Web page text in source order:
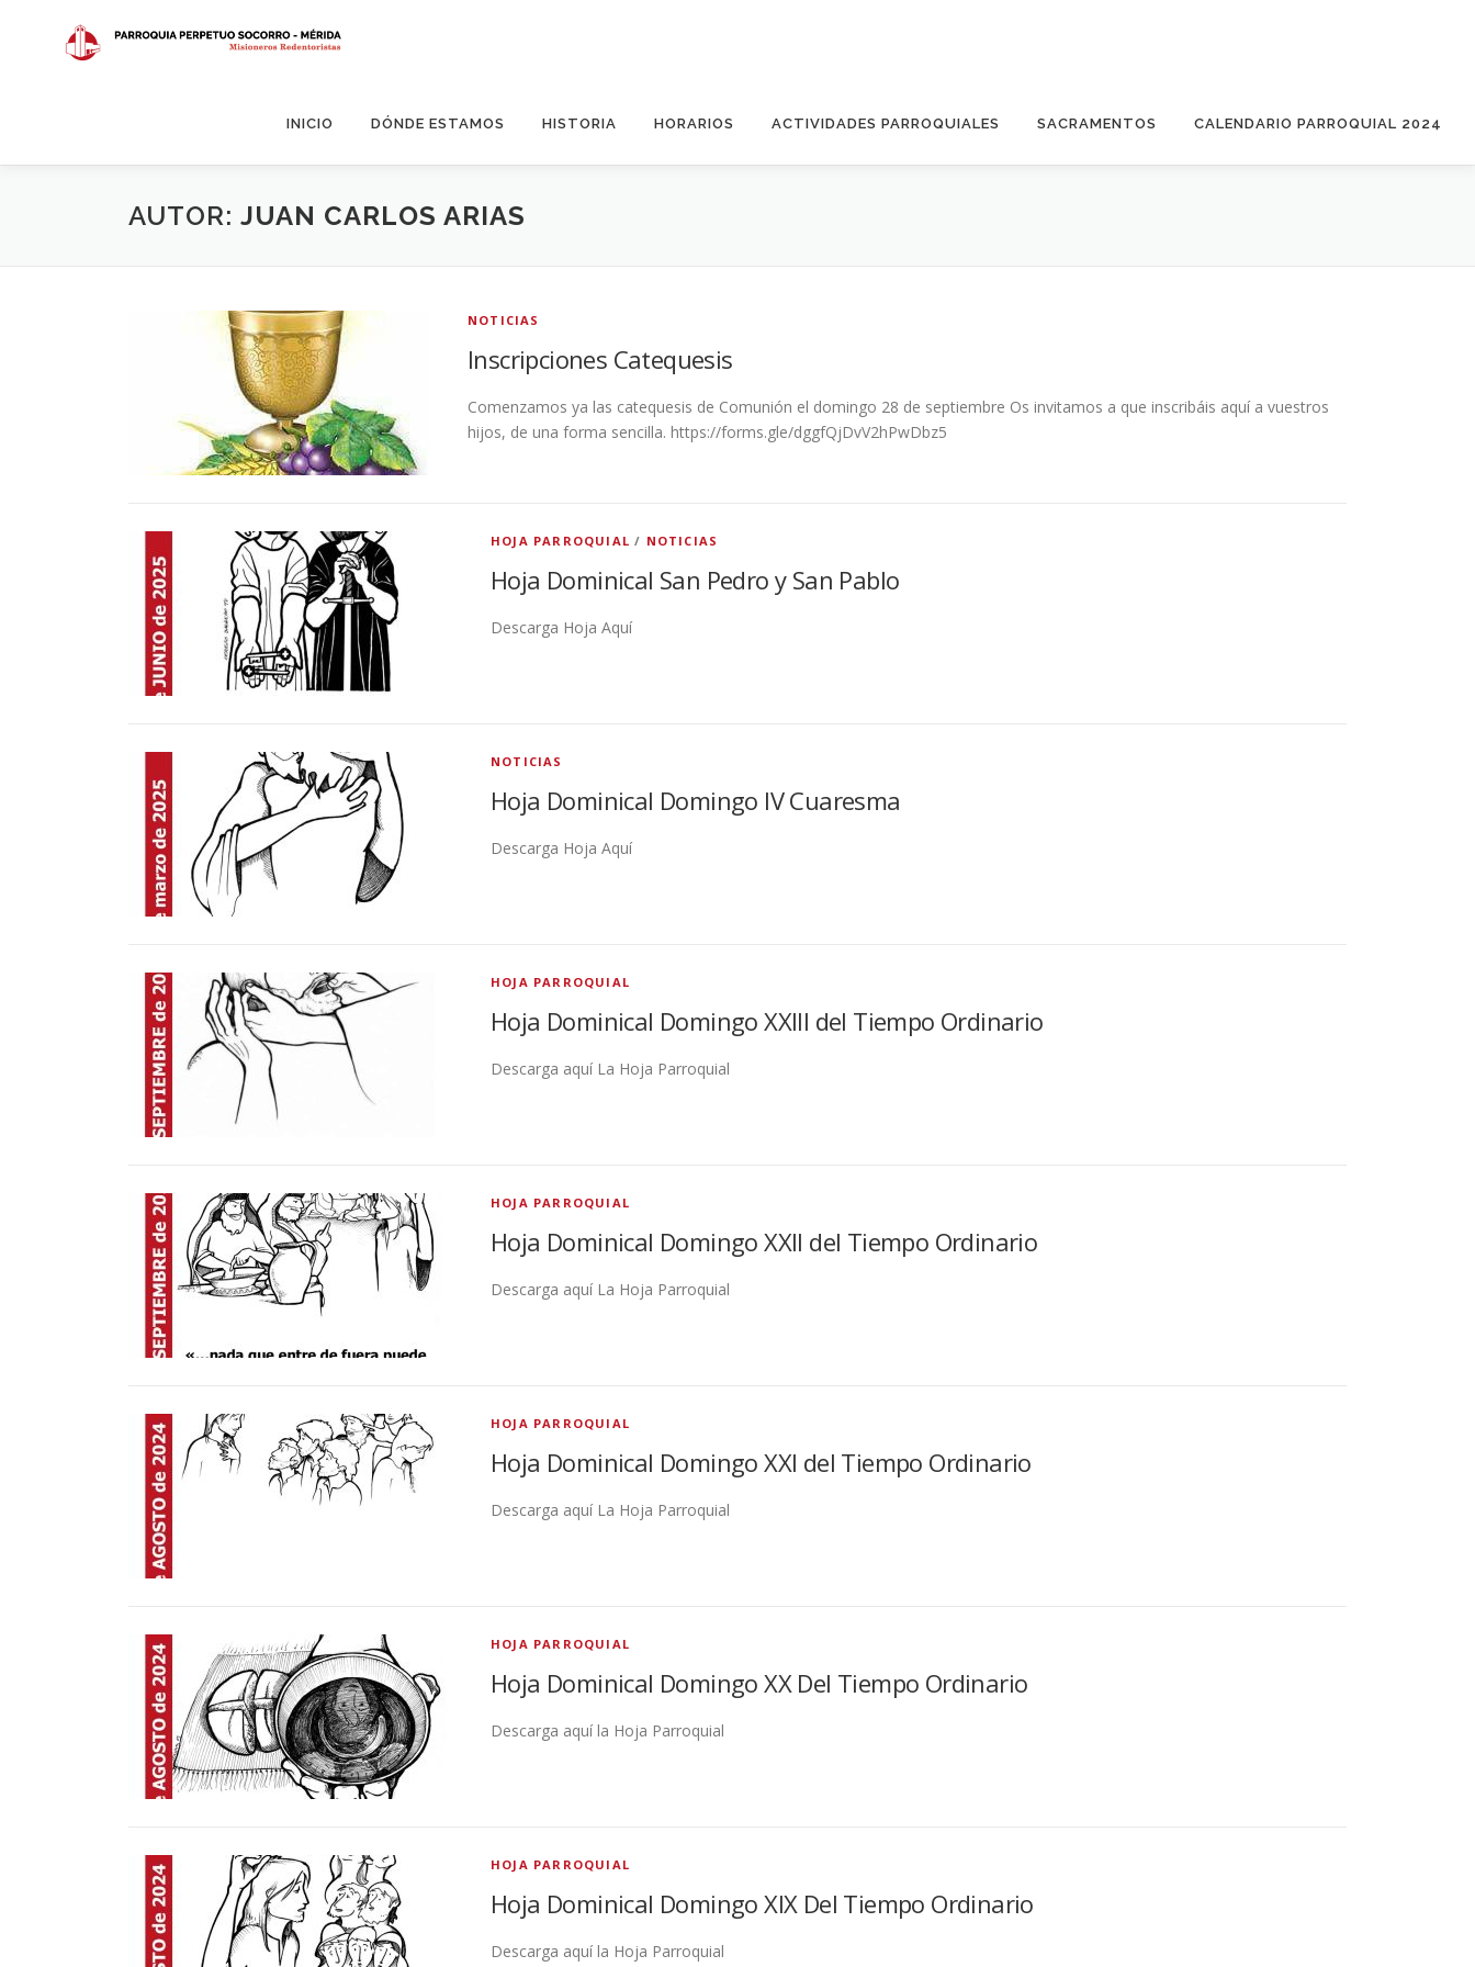
contenido
INICIO DÓNDE ESTAMOS HISTORIA HORARIOS ACTIVIDADES PARROQUIALES SACRAMENTOS CALENDARIO PARROQUIAL 2024
AUTOR: JUAN CARLOS ARIAS
NOTICIAS
Inscripciones Catequesis
Comenzamos ya las catequesis de Comunión el domingo 28 de septiembre Os invitamos a que inscribáis aquí a vuestros
hijos, de una forma sencilla. https://forms.gle/dggfQjDvV2hPwDbz5
HOJA PARROQUIAL / NOTICIAS
Hoja Dominical San Pedro y San Pablo
Descarga Hoja Aquí
NOTICIAS
Hoja Dominical Domingo IV Cuaresma
Descarga Hoja Aquí
HOJA PARROQUIAL
Hoja Dominical Domingo XXIII del Tiempo Ordinario
Descarga aquí La Hoja Parroquial
HOJA PARROQUIAL
Hoja Dominical Domingo XXII del Tiempo Ordinario
Descarga aquí La Hoja Parroquial
HOJA PARROQUIAL
Hoja Dominical Domingo XXI del Tiempo Ordinario
Descarga aquí La Hoja Parroquial
HOJA PARROQUIAL
Hoja Dominical Domingo XX Del Tiempo Ordinario
Descarga aquí la Hoja Parroquial
HOJA PARROQUIAL
Hoja Dominical Domingo XIX Del Tiempo Ordinario
Descarga aquí la Hoja Parroquial